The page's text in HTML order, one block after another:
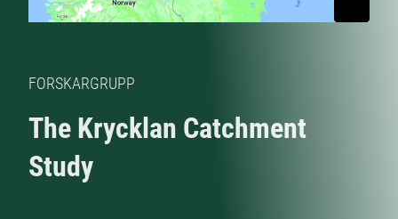
FORSKARGRUPP
The Krycklan Catchment
Study